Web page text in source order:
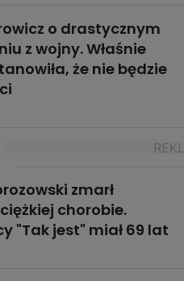
o drastycznym
z wojny. Właśnie
że nie będzie
zmarł
chorobie.
"Tak jest" miał 69 lat